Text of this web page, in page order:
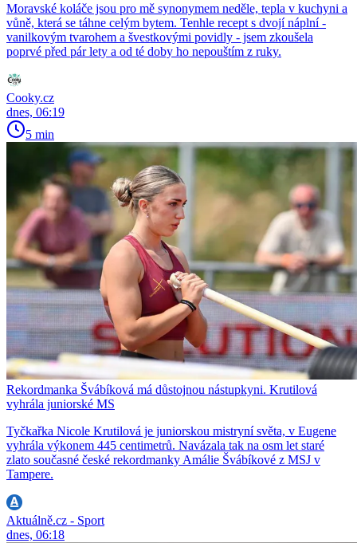
Moravské koláče jsou pro mě synonymem neděle, tepla v kuchyni a
vůně, která se táhne celým bytem. Tenhle recept s dvojí náplní -
vanilkovým tvarohem a švestkovými povidly - jsem zkoušela
poprvé před pár lety a od té doby ho nepouštím z ruky.
Cooky.cz
dnes, 06:19
5 min
Rekordmanka Švábíková má důstojnou nástupkyni. Krutilová
vyhrála juniorské MS
Tyčkařka Nicole Krutilová je juniorskou mistryní světa, v Eugene
vyhrála výkonem 445 centimetrů. Navázala tak na osm let staré
zlato současné české rekordmanky Amálie Švábíkové z MSJ v
Tampere.
Aktuálně.cz - Sport
dnes, 06:18